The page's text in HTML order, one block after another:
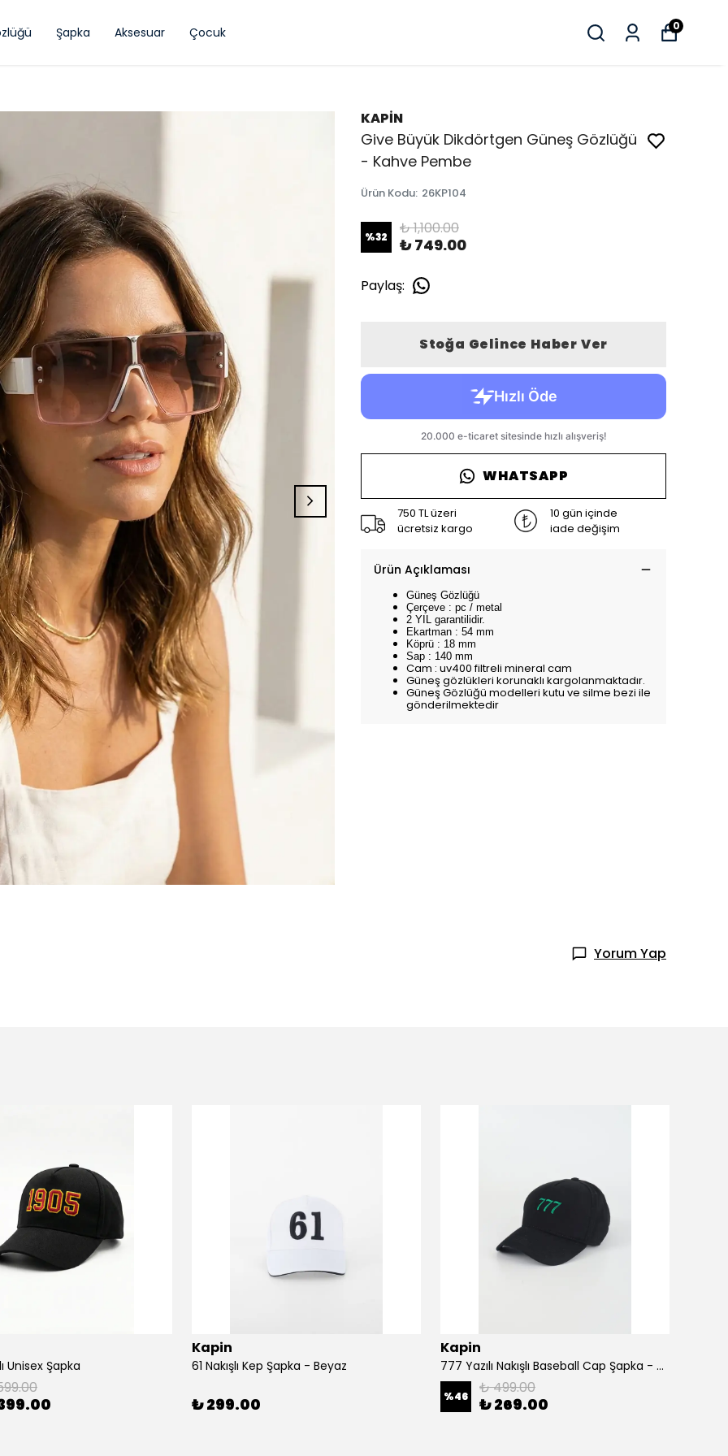
Şapka Aksesuar Çocuk 0
KAPİN
Give Büyük Dikdörtgen Güneş Gözlüğü
- Kahve Pembe
Ürün Kodu: 26KP104
%32 ₺ 1,100.00
₺ 749.00
Paylaş:
Stoğa Gelince Haber Ver
WHATSAPP
750 TL üzeri
ücretsiz kargo
10 gün içinde
iade değişim
Ürün Açıklaması
Güneş Gözlüğü
Çerçeve : pc / metal
2 YIL garantilidir.
Ekartman : 54 mm
Köprü : 18 mm
Sap : 140 mm
Cam : uv400 filtreli mineral cam
Güneş gözlükleri korunaklı kargolanmaktadır.
Güneş Gözlüğü modelleri kutu ve silme bezi ile
gönderilmektedir
Yorum Yap
Unisex Şapka
Kapin
61 Nakışlı Kep Şapka - Beyaz
₺ 299.00
Kapin
777 Yazılı Nakışlı Baseball Cap Şapka - Siyah
%46 ₺ 499.00
₺ 269.00